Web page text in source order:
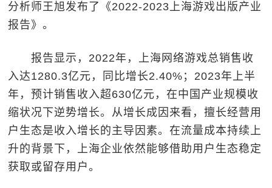
分析师王旭发布了《2022-2023上海游戏出版产业
报告》。
报告显示，2022年，上海网络游戏总销售收
入达1280.3亿元，同比增长2.40%；2023年上半
年，预计销售收入超630亿元，在中国产业规模收
缩状况下逆势增长。从增长成因来看，擅长经营用
户生态是收入增长的主导因素。在流量成本持续上
升的背景下，上海企业依然能够借助用户生态稳定
获取或留存用户。